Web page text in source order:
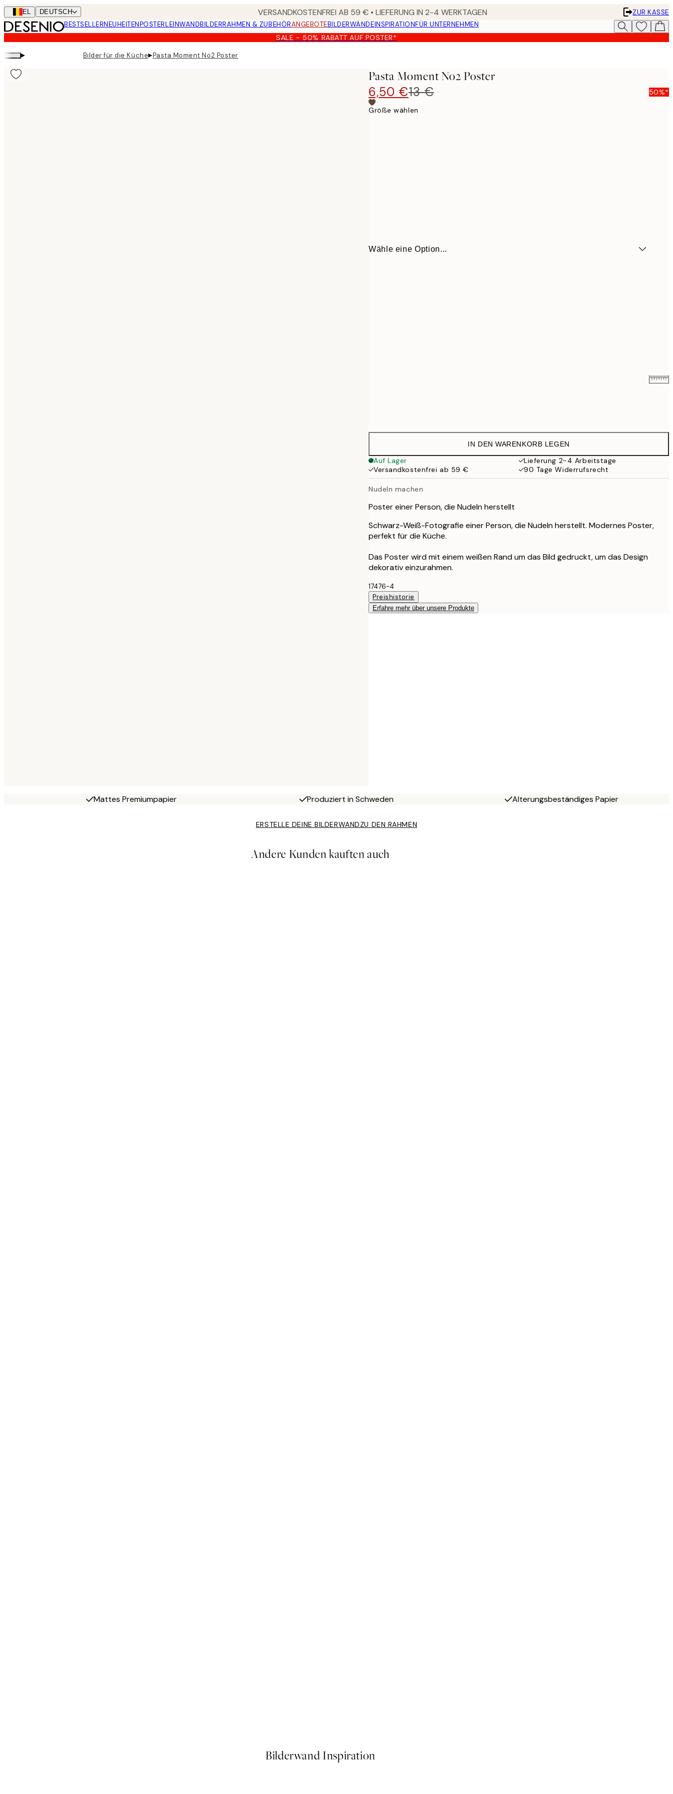
Skip
to
main
content.
BEL DEUTSCH VERSANDKOSTENFREI AB 59 € • LIEFERUNG IN 2-4 WERKTAGEN
ZUR KASSE
BESTSELLERNEUHEITENPOSTERLEINWANDBILDERRAHMEN & ZUBEHÖRANGEBOTEBILDERWÄNDEINSPIRATIONFÜR UNTERNEHMEN
SALE - 50% RABATT AUF POSTER*
▸ Bilder für die Küche▸Pasta Moment No2 Poster
Pasta Moment No2 Poster
6,50 €13 € 50%*
Größe wählen
Wähle eine Option...
19,95 €
32,45 €
IN DEN WARENKORB LEGEN
Auf Lager
Lieferung 2-4 Arbeitstage
Versandkostenfrei ab 59 €
90 Tage Widerrufsrecht
Nudeln machen
Poster einer Person, die Nudeln herstellt
Schwarz-Weiß-Fotografie einer Person, die Nudeln herstellt. Modernes Poster,
perfekt für die Küche.
Das Poster wird mit einem weißen Rand um das Bild gedruckt, um das Design
dekorativ einzurahmen.
17476-4
Preishistorie
Erfahre mehr über unsere Produkte
Mattes Premiumpapier Produziert in Schweden Alterungsbeständiges Papier
ERSTELLE DEINE BILDERWANDZU DEN RAHMEN
Andere Kunden kauften auch
Bilderwand Inspiration